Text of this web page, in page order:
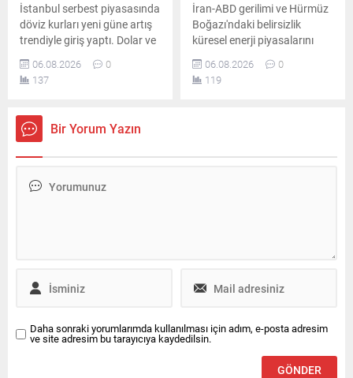
İstanbul serbest piyasasında
döviz kurları yeni güne artış
trendiyle giriş yaptı. Dolar ve
avro dünkü kapanış
seviyelerinin üzerine çıkarak
piyasalarda hareketli bir
06.08.2026
0
137
İran-ABD gerilimi ve Hürmüz
Boğazı'ndaki belirsizlik
küresel enerji piyasalarını
sarsarken, dünyanın en
büyük sekiz petrol şirketi yılın
ikinci çeyreğinde toplam 93
06.08.2026
0
119
Bir Yorum Yazın
Daha sonraki yorumlarımda kullanılması için adım, e-posta adresim
ve site adresim bu tarayıcıya kaydedilsin.